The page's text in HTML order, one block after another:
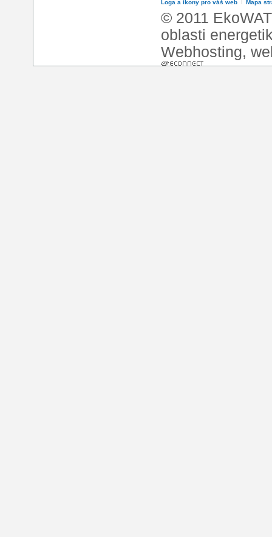
Loga a ikony pro váš web Mapa
© 2011
oblasti
Webhosting,